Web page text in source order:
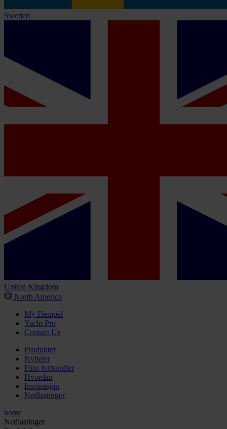
Sweden
United Kingdom
North America
My Hempel
Yacht Pro
Contact Us
Produkter
Nyheter
Finn forhandler
Hvordan
Inspirasjon
Nedlastinger
home
Nedlastinger